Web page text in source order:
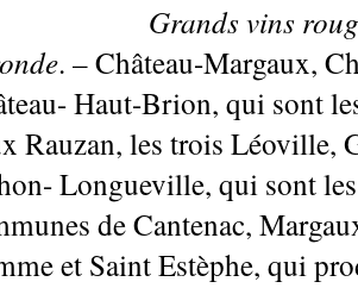
vins rouges
. – Château-Margaux,
Haut-Brion, qui sont
Rauzan, les trois Léoville,
Longueville, qui sont
de Cantenac,
et Saint Estèphe, qui